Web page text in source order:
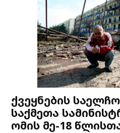
ქვეყნების
საქმეთა
ომის მე-18